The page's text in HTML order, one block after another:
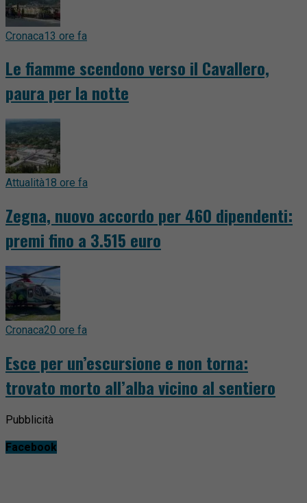
Cronaca13 ore fa
Le fiamme scendono verso il Cavallero,
paura per la notte
Attualità18 ore fa
Zegna, nuovo accordo per 460 dipendenti:
premi fino a 3.515 euro
Cronaca20 ore fa
Esce per un’escursione e non torna:
trovato morto all’alba vicino al sentiero
Pubblicità
Facebook